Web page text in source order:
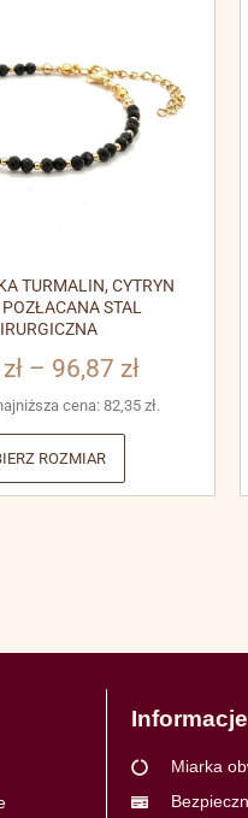
TURMALIN, CYTRYN
STAL
zł – 96,87 zł
cena: 82,35 zł.
ROZMIAR
Miarka